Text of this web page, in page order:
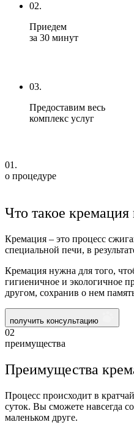
02.
Приедем
за 30 минут
03.
Предоставим весь
комплекс услуг
01.
о процедуре
Что такое
Кремация – это процесс
специальной печи, в
Кремация нужна для того,
гигиеничное и экологичное
другом, сохранив о нем
получить консультацию
02
преимущества
Преимущества
Процесс происходит в
суток. Вы сможете навсегда
маленьком друге.